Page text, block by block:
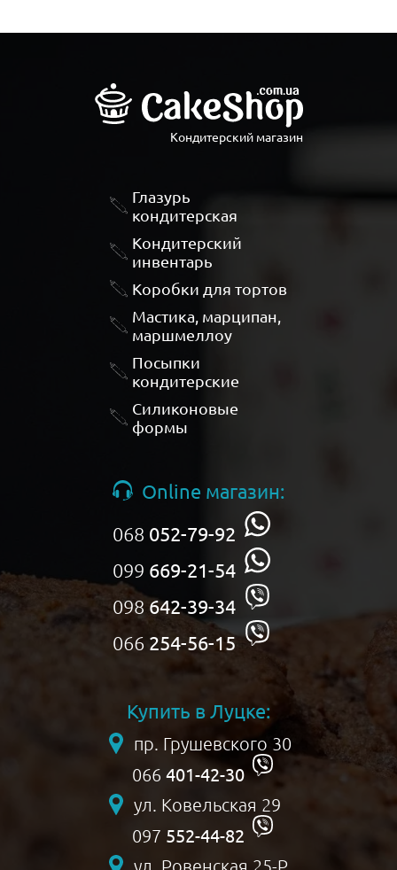
Кондитерский магазин
Глазурь
кондитерская
Кондитерский
инвентарь
Коробки для тортов
Мастика, марципан,
маршмеллоу
Посыпки
кондитерские
Силиконовые
формы
Online магазин:
068 052-79-92
099 669-21-54
098 642-39-34
066 254-56-15
Купить в Луцке:
пр. Грушевского 30
066 401-42-30
ул. Ковельская 29
097 552-44-82
ул. Ровенская 25-Р